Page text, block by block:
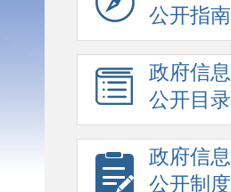
公开指南
政府信息
公开目录
政府信息
公开制度